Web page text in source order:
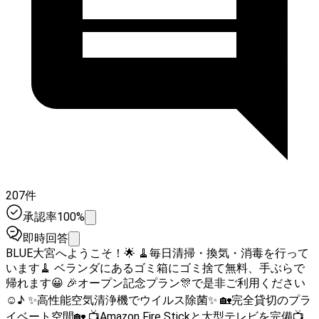
207件
承認率100%
即時回答
BLUE大宮へようこそ！🌟 🧹毎日清掃・換気・消毒を行って
います🧹 ベランダにあるゴミ箱にゴミ捨て無料、手ぶらで
帰れます😀 🎉オープン記念プラン🎊で是非ご利用ください
☺️♪ ✨高性能空気清浄機でウイルス除菌✨ 🏡完全貸切のプラ